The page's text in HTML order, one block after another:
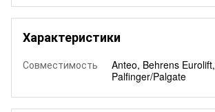
Характеристики
Совместимость
Anteo, Behrens Eurolift,
Palfinger/Palgate